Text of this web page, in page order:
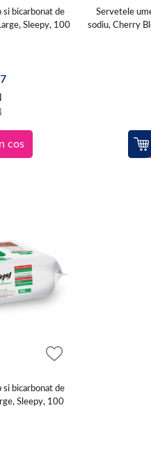
bicarbonat de
Sleepy, 100
cos
Servetele
sodiu, Cherry
bicarbonat de
Sleepy, 100